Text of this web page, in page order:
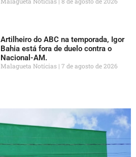
Artilheiro do ABC na temporada, Igor
Bahia está fora de duelo contra o
Nacional-AM.
Malagueta Notícias 7 de agosto de 2026